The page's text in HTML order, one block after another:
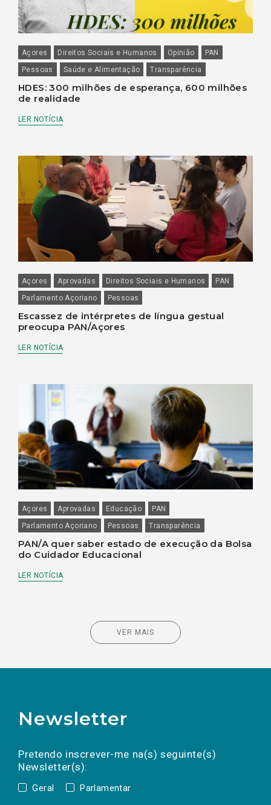
Açores Direitos Sociais e Humanos Opinião
PAN
Pessoas
Saúde e Alimentação Transparência
HDES: 300 milhões de esperança, 600 milhões
de realidade
LER NOTÍCIA
Açores Aprovadas Direitos Sociais e Humanos
PAN
Parlamento Açoriano
Pessoas
Escassez de intérpretes de língua gestual
preocupa PAN/Açores
LER NOTÍCIA
Açores Aprovadas Educação
PAN
Parlamento Açoriano
Pessoas Transparência
PAN/A quer saber estado de execução da Bolsa
do Cuidador Educacional
LER NOTÍCIA
VER MAIS
Newsletter
Pretendo inscrever-me na(s) seguinte(s)
Newsletter(s):
Geral Parlamentar
a(s) newsletter(s).
mail